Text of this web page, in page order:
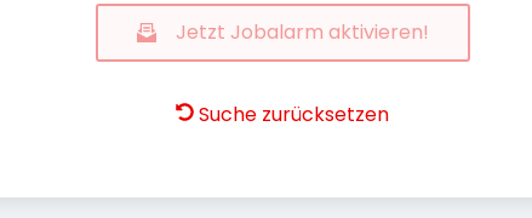
Jetzt Jobalarm aktivieren!
Suche zurücksetzen